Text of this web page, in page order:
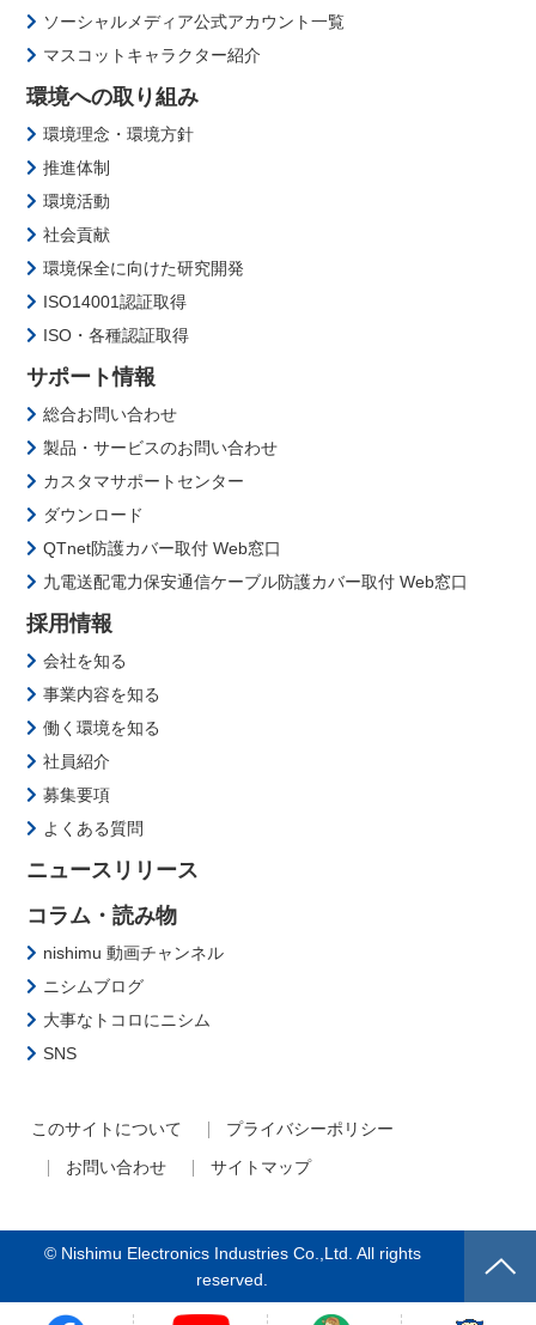
ソーシャルメディア公式アカウント一覧
マスコットキャラクター紹介
環境への取り組み
環境理念・環境方針
推進体制
環境活動
社会貢献
環境保全に向けた研究開発
ISO14001認証取得
ISO・各種認証取得
サポート情報
総合お問い合わせ
製品・サービスのお問い合わせ
カスタマサポートセンター
ダウンロード
QTnet防護カバー取付 Web窓口
九電送配電力保安通信ケーブル防護カバー取付 Web窓口
採用情報
会社を知る
事業内容を知る
働く環境を知る
社員紹介
募集要項
よくある質問
ニュースリリース
コラム・読み物
nishimu 動画チャンネル
ニシムブログ
大事なトコロにニシム
SNS
このサイトについて
プライバシーポリシー
お問い合わせ
サイトマップ
© Nishimu Electronics Industries Co.,Ltd. All rights
reserved.